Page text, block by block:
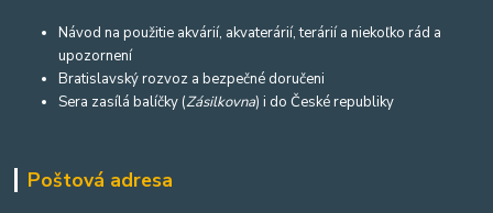
Návod na použitie akvárií, akvaterárií, terárií a niekoľko rád a
upozornení
Bratislavský rozvoz a bezpečné doručeni
Sera zasílá balíčky (Zásilkovna) i do České republiky
Poštová adresa